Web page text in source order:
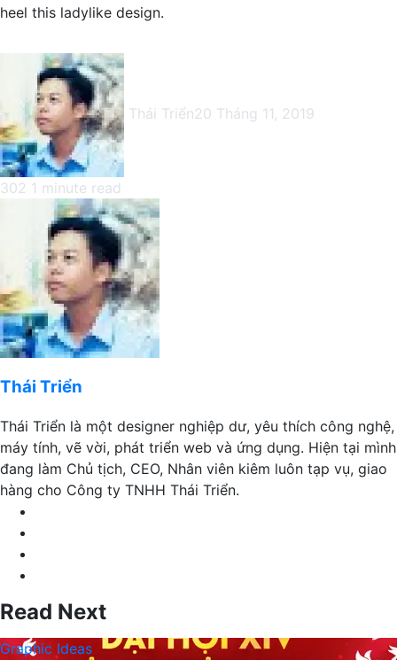
heel this ladylike design.
Thái Triển20 Tháng 11, 2019
302 1 minute read
Facebook
LinkedIn
Pinterest
Messenger
Messenger
WhatsApp
Telegram
Facebook
LinkedIn
Pinterest
Messenger
Messenger
WhatsApp
Telegram
Thái Triển
Thái Triển là một designer nghiệp dư, yêu thích công nghệ,
máy tính, vẽ vời, phát triển web và ứng dụng. Hiện tại mình
đang làm Chủ tịch, CEO, Nhân viên kiêm luôn tạp vụ, giao
hàng cho Công ty TNHH Thái Triển.
Read Next
Graphic Ideas